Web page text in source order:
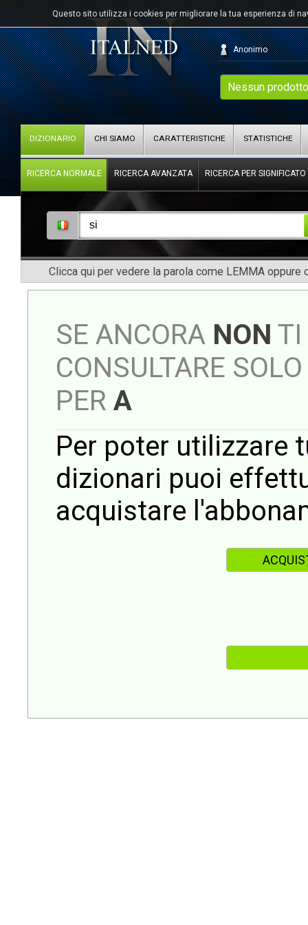
Questo sito utilizza i cookies per migliorare la tua esperienza di
Nessun
Anonimo
DIZIONARIO CHI SIAMO CARATTERISTICHE STATISTICHE
RICERCA NORMALE RICERCA AVANZATA RICERCA PER SIGNIFICATO
Clicca qui per vedere la parola come LEMMA oppure
SE ANCORA NON TI
CONSULTARE
PER A
Per poter utilizzare
dizionari puoi
acquistare